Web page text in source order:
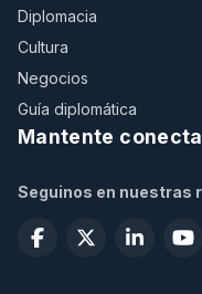
Diplomacia
Cultura
Negocios
Guía diplomática
Mantente
Seguinos en nuestras